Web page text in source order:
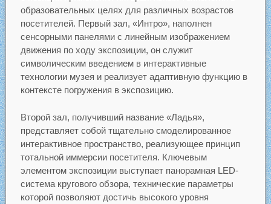
образовательных целях для различных возрастов
посетителей. Первый зал, «Интро», наполнен
сенсорными панелями с линейным изображением
движения по ходу экспозиции, он служит
символическим введением в интерактивные
технологии музея и реализует адаптивную функцию в
контексте погружения в экспозицию.
Второй зал, получивший название «Ладья»,
представляет собой тщательно смоделированное
интерактивное пространство, реализующее принцип
тотальной иммерсии посетителя. Ключевым
элементом экспозиции выступает панорамная LED-
система кругового обзора, технические параметры
которой позволяют достичь высокого уровня